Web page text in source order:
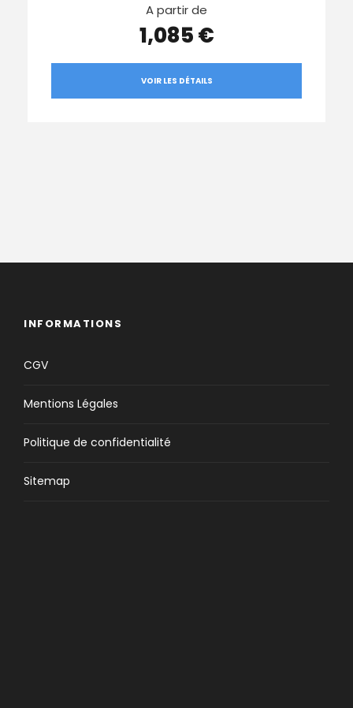
A partir de
1,085 €
VOIR LES DÉTAILS
INFORMATIONS
CGV
Mentions Légales
Politique de confidentialité
Sitemap